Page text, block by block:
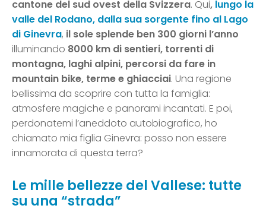
cantone del sud ovest della Svizzera. Qui, lungo la
valle del Rodano, dalla sua sorgente fino al Lago
di Ginevra, il sole splende ben 300 giorni l’anno
illuminando 8000 km di sentieri, torrenti di
montagna, laghi alpini, percorsi da fare in
mountain bike, terme e ghiacciai. Una regione
bellissima da scoprire con tutta la famiglia:
atmosfere magiche e panorami incantati. E poi,
perdonatemi l’aneddoto autobiografico, ho
chiamato mia figlia Ginevra: posso non essere
innamorata di questa terra?
Le mille bellezze del Vallese: tutte
su una “strada”